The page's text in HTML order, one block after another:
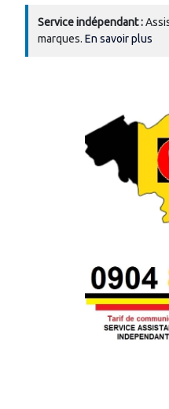
Service indépendant :
marques. En savoir plus